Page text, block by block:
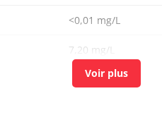
<0,01 mg/L
7,20 mg/L
0,14 mg/L